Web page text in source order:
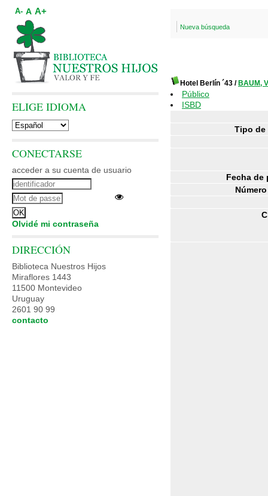
Nueva búsqueda
Hotel Berlín ´43 / BAUM,
Público
ISBD
Tipo de
Fecha de
A- A A+
ELIGE IDIOMA
CONECTARSE
acceder a su cuenta de usuario
Olvidé mi contraseña
DIRECCIÓN
Biblioteca Nuestros Hijos
Miraflores 1443
11500 Montevideo
Uruguay
2601 90 99
contacto